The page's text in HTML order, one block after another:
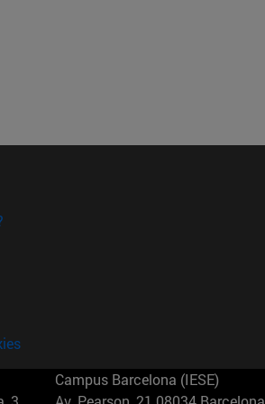
Campus Barcelona (IESE)